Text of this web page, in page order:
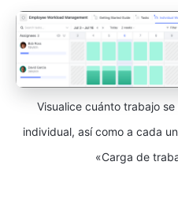
Visualice cuánto trabajo
individual, así como a cada
«Carga de